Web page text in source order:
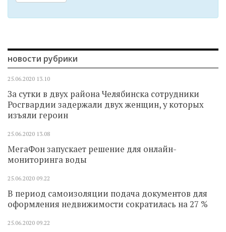
новости рубрики
25.06.2020 13.10
За сутки в двух района Челябинска сотрудники
Росгвардии задержали двух женщин, у которых
изъяли героин
25.06.2020 13.08
МегаФон запускает решение для онлайн-
мониторинга воды
25.06.2020 09.22
В период самоизоляции подача документов для
оформления недвижимости сократилась на 27 %
25.06.2020 09.22